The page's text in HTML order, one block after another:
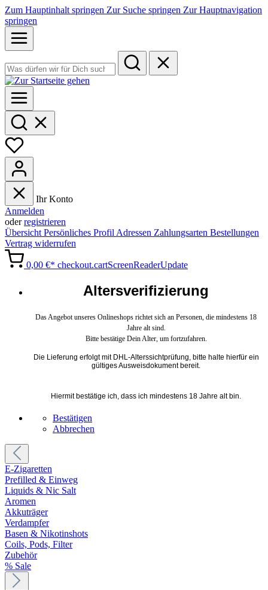
Zum Hauptinhalt springen Zur Suche springen Zur Hauptnavigation
springen
Ihr Konto
Anmelden
oderregistrieren
Übersicht Persönliches Profil Adressen Zahlungsarten Bestellungen
Vertrag widerrufen
0,00 €* checkout.cartScreenReaderUpdate
Altersverifizierung
Das Angebot unseres Onlineshops richtet sich an Personen, die mindestens 18
Jahre alt sind.
Bitte bestätige Dein Alter, um fortzufahren.
Die Lieferung erfolgt mit DHL-Alterssichtprüfung, bitte halte hierfür ein
gültiges Ausweisdokument bereit.
Hiermit bestätige ich, dass ich mindestens 18 Jahre alt bin.
Bestätigen
Abbrechen
E-Zigaretten
Prefilled & Einweg
Liquids & Nic Salt
Aromen
Akkuträger
Verdampfer
Basen & Nikotinshots
Coils, Pods, Filter
Zubehör
% Sale